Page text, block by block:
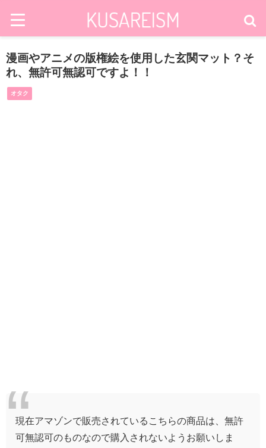
漫画やアニメの版権絵を使用した玄関マット？そ
れ、無許可無認可ですよ！！
オタク
現在アマゾンで販売されているこちらの商品は、無許
可無認可のものなので購入されないようお願いしま